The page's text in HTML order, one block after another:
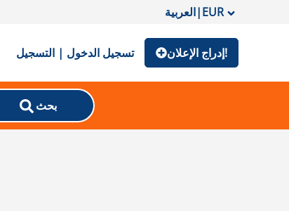
العربية|EUR
تسجيل الدخول | التسجيل إدراج الإعلان!
بحث